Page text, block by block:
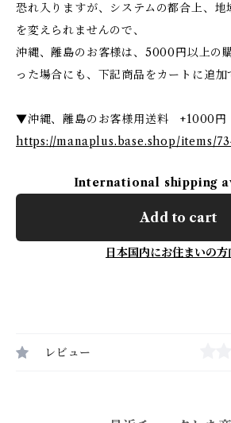
恐れ入りますが、システムの都合上、地
を変えられませんので、
沖縄、離島のお客様は、5000円以上の
った場合にも、下記商品をカートに追
▼沖縄、離島のお客様用送料 +1000円
https://manaplus.base.shop/items/
International shipping
Add to cart
日本国内にお住まいの方
レビュー